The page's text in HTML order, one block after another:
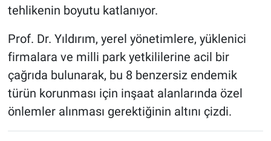
tehlikenin boyutu katlanıyor.
Prof. Dr. Yıldırım, yerel yönetimlere, yüklenici
firmalara ve milli park yetkililerine acil bir
çağrıda bulunarak, bu 8 benzersiz endemik
türün korunması için inşaat alanlarında özel
önlemler alınması gerektiğinin altını çizdi.